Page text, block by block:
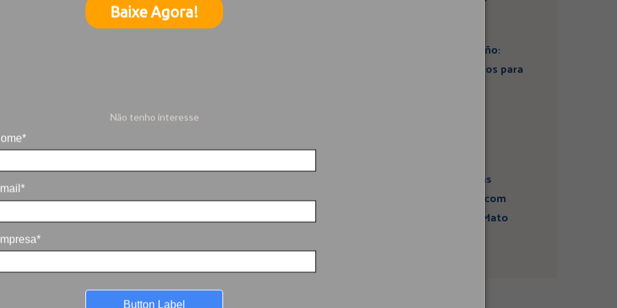
Baixe Agora!
Não tenho interesse
Button Label
Artigo: Super El Niño:
estamos preparados para
atividades sísmicas
fortalece diálogo com
comunidades em Mato